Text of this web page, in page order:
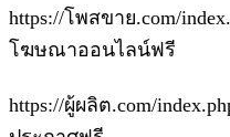
https://โพสขาย.com/
โฆษณาออนไลน์ฟรี
https://ผู้ผลิต.com/